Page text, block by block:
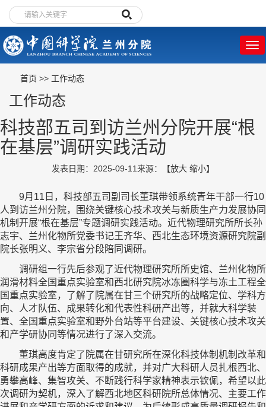
首页 >> 工作动态
工作动态
科技部五司到访兰州分院开展“根
在基层”调研实践活动
发表日期：2025-09-11来源： 【放大 缩小】
9月11日，科技部五司副司长董琪带领系统青年干部一行10
人到访兰州分院，围绕关键核心技术攻关与新质生产力发展协同
机制开展“根在基层”专题调研实践活动。近代物理研究所所长孙
志宇、兰州化物所党委书记王齐华、西北生态环境资源研究院副
院长张明义、李宗省分段陪同调研。
调研组一行先后参观了近代物理研究所所史馆、兰州化物所
润滑材料全国重点实验室和西北研究院冰冻圈科学与冻土工程全
国重点实验室，了解了院属在甘三个研究所的战略定位、学科方
向、人才队伍、成果转化和代表性科研产出等，并就大科学装
置、全国重点实验室和野外台站等平台建设、关键核心技术攻关
和产学研协同等情况进行了深入交流。
董琪高度肯定了院属在甘研究所在深化科技体制机制改革和
科研成果产出等方面取得的成就，并对广大科研人员扎根西北、
勇攀高峰、集智攻关、不断践行科学家精神表示钦佩，希望以此
次调研为契机，深入了解西北地区科研院所总体情况、主要工作